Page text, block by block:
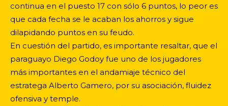
continua en el puesto 17 con sólo 6 puntos, lo peor es
que cada fecha se le acaban los ahorros y sigue
dilapidando puntos en su feudo.
En cuestión del partido, es importante resaltar, que el
paraguayo Diego Godoy fue uno de los jugadores
más importantes en el andamiaje técnico del
estratega Alberto Gamero, por su asociación, fluidez
ofensiva y temple.